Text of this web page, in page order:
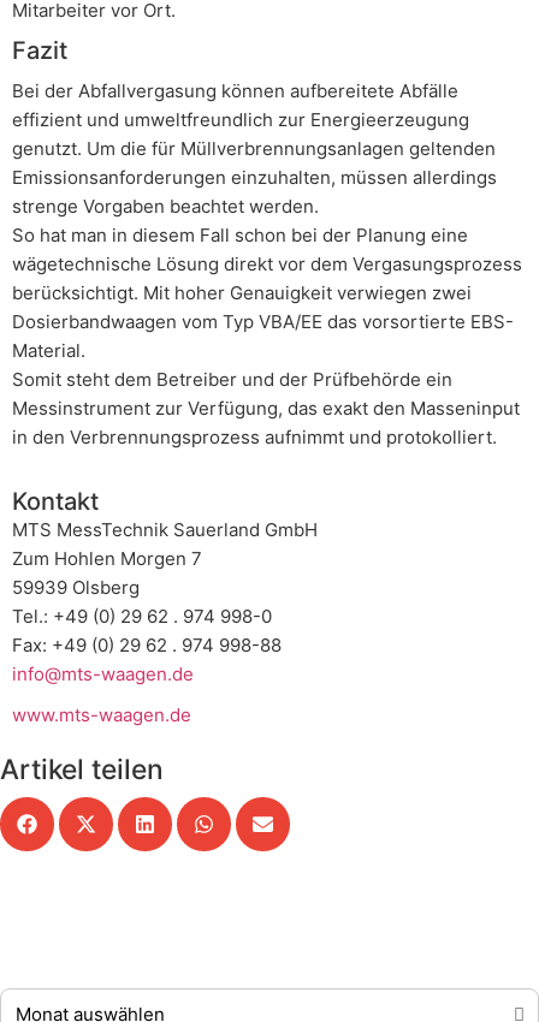
Mitarbeiter vor Ort.
Fazit
Bei der Abfallvergasung können aufbereitete Abfälle
effizient und umweltfreundlich zur Energieerzeugung
genutzt. Um die für Müllverbrennungsanlagen geltenden
Emissionsanforderungen einzuhalten, müssen allerdings
strenge Vorgaben beachtet werden.
So hat man in diesem Fall schon bei der Planung eine
wägetechnische Lösung direkt vor dem Vergasungsprozess
berücksichtigt. Mit hoher Genauigkeit verwiegen zwei
Dosierbandwaagen vom Typ VBA/EE das vorsortierte EBS-
Material.
Somit steht dem Betreiber und der Prüfbehörde ein
Messinstrument zur Verfügung, das exakt den Masseninput
in den Verbrennungsprozess aufnimmt und protokolliert.
Kontakt
MTS MessTechnik Sauerland GmbH
Zum Hohlen Morgen 7
59939 Olsberg
Tel.: +49 (0) 29 62 . 974 998-0
Fax: +49 (0) 29 62 . 974 998-88
info@mts-waagen.de
www.mts-waagen.de
Artikel teilen